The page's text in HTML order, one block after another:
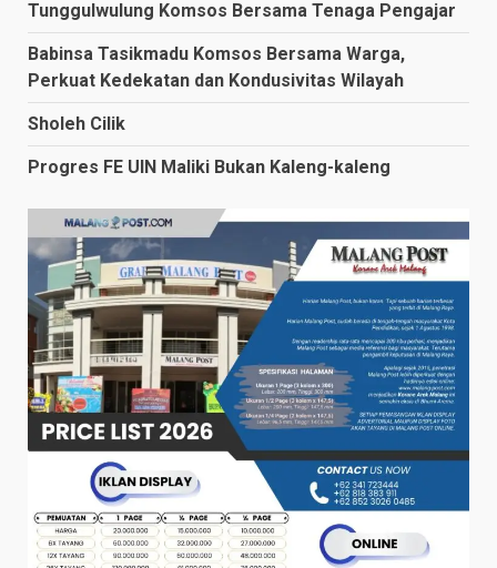
Tunggulwulung Komsos Bersama Tenaga Pengajar
Babinsa Tasikmadu Komsos Bersama Warga,
Perkuat Kedekatan dan Kondusivitas Wilayah
Sholeh Cilik
Progres FE UIN Maliki Bukan Kaleng-kaleng